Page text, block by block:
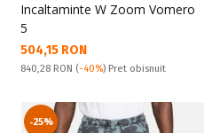
Incaltaminte W Zoom Vomero
5
Текуща цена:
504,15 RON
Pret obisnuit:
840,28 RON (-40%) Pret obisnuit
-25%